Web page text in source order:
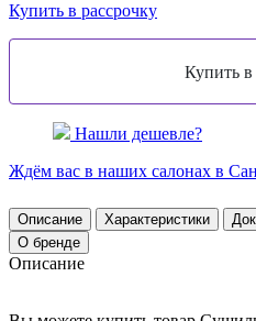
Купить в рассрочку
Нашли дешевле?
Ждём вас в наших салонах в
Описание Характеристики
О бренде
Описание